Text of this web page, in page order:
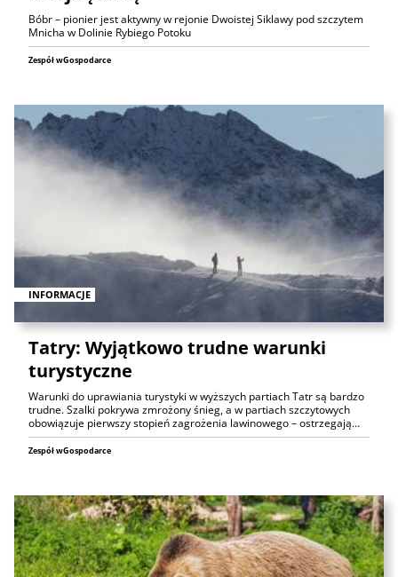
Bóbr – pionier jest aktywny w rejonie Dwoistej Siklawy pod szczytem
Mnicha w Dolinie Rybiego Potoku
Zespół wGospodarce
INFORMACJE
Tatry: Wyjątkowo trudne warunki
turystyczne
Warunki do uprawiania turystyki w wyższych partiach Tatr są bardzo
trudne. Szalki pokrywa zmrożony śnieg, a w partiach szczytowych
obowiązuje pierwszy stopień zagrożenia lawinowego – ostrzegają…
Zespół wGospodarce